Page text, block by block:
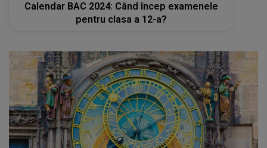
Calendar BAC 2024: Când încep examenele
pentru clasa a 12-a?